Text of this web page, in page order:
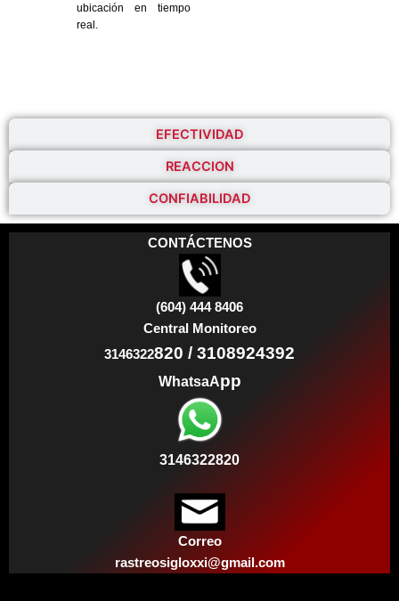
EFECTIVIDAD
REACCION
CONFIABILIDAD
ubicación en tiempo
real.
CONTÁCTENOS
(604) 444 8406
Central Monitoreo
3146322820 / 3108924392
WhatsaApp
3146322820
Correo
rastreosigloxxi@gmail.com